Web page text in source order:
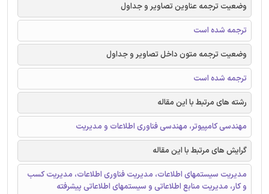
وضعیت ترجمه عناوین تصاویر و جداول
ترجمه شده است
وضعیت ترجمه متون داخل تصاویر و جداول
ترجمه شده است
رشته های مرتبط با این مقاله
مهندسی کامپیوتر، مهندسی فناوری اطلاعات و مدیریت
گرایش های مرتبط با این مقاله
مدیریت سیستمهای اطلاعات، مدیریت فناوری اطلاعات، مدیریت کسب
و کار، مدیریت منابع اطلاعاتی و سیستمهای اطلاعاتی پیشرفته